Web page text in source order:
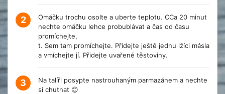
2
Omáčku trochu osolte a uberte teplotu. CCa 20 minut
nechte omáčku lehce probublávat a čas od času
promíchejte,
t. Sem tam promíchejte. Přidejte ještě jednu lžíci másla
a vmíchejte jí. Přidejte uvařené těstoviny.
3
Na talíři posypte nastrouhaným parmazánem a nechte
si chutnat 😊